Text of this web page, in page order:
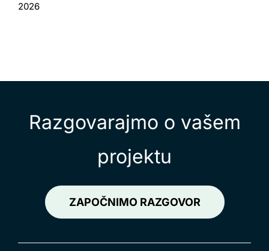
2026
Razgovarajmo o vašem
projektu
ZAPOČNIMO RAZGOVOR